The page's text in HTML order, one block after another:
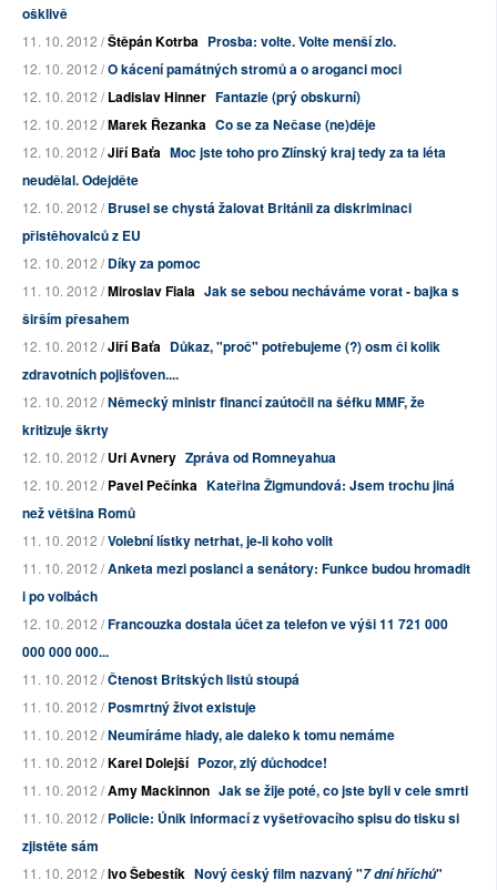
ošklivě
11. 10. 2012 /Štěpán Kotrba Prosba: volte. Volte menší zlo.
12. 10. 2012 /O kácení památných stromů a o aroganci moci
12. 10. 2012 /Ladislav Hinner Fantazie (prý obskurní)
12. 10. 2012 /Marek Řezanka Co se za Nečase (ne)děje
12. 10. 2012 /Jiří Baťa Moc jste toho pro Zlínský kraj tedy za ta léta
neudělal. Odejděte
12. 10. 2012 /Brusel se chystá žalovat Británii za diskriminaci
přistěhovalců z EU
12. 10. 2012 /Díky za pomoc
11. 10. 2012 /Miroslav Fiala Jak se sebou necháváme vorat - bajka s
širším přesahem
12. 10. 2012 /Jiří Baťa Důkaz, "proč" potřebujeme (?) osm či kolik
zdravotních pojišťoven....
12. 10. 2012 /Německý ministr financí zaútočil na šéfku MMF, že
kritizuje škrty
12. 10. 2012 /Uri Avnery Zpráva od Romneyahua
12. 10. 2012 /Pavel Pečínka Kateřina Žigmundová: Jsem trochu jiná
než většina Romů
11. 10. 2012 /Volební lístky netrhat, je-li koho volit
11. 10. 2012 /Anketa mezi poslanci a senátory: Funkce budou hromadit
i po volbách
12. 10. 2012 /Francouzka dostala účet za telefon ve výši 11 721 000
000 000 000...
11. 10. 2012 /Čtenost Britských listů stoupá
11. 10. 2012 /Posmrtný život existuje
11. 10. 2012 /Neumíráme hlady, ale daleko k tomu nemáme
11. 10. 2012 /Karel Dolejší Pozor, zlý důchodce!
11. 10. 2012 /Amy Mackinnon Jak se žije poté, co jste byli v cele smrti
11. 10. 2012 /Policie: Únik informací z vyšetřovacího spisu do tisku si
zjistěte sám
11. 10. 2012 /Ivo Šebestík Nový český film nazvaný "7 dní hříchů"